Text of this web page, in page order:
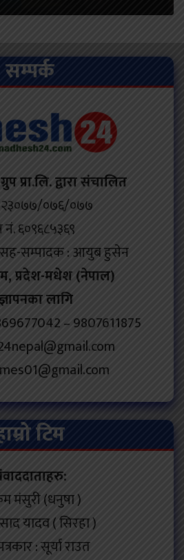
सम्पर्क
प्रा.लि. द्वारा संचालित
२३०७७/०७६/०७७
नं. ६०९६८५३६९
सम्पादक : आयुब हुसेन
प्रदेश-मधेश (नेपाल)
लागि
– 9807611875
टिम
मंसुरी (धनुषा )
यादव ( सिरहा )
: सूर्या राउत